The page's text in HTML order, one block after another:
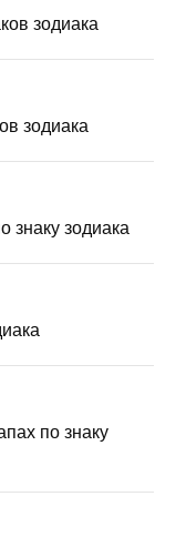
зодиака
зодиака
знаку зодиака
по знаку